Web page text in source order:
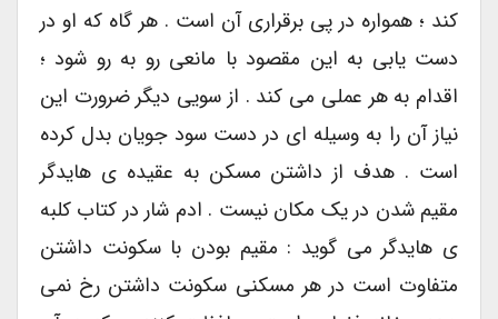
کند ؛ همواره در پی برقراری آن است . هر گاه که او در
دست یابی به این مقصود با مانعی رو به رو شود ؛
اقدام به هر عملی می کند . از سویی دیگر ضرورت این
نیاز آن را به وسیله ای در دست سود جویان بدل کرده
است . هدف از داشتن مسکن به عقیده ی هایدگر
مقیم شدن در یک مکان نیست . ادم شار در کتاب کلبه
ی هایدگر می گوید : مقیم بودن با سکونت داشتن
متفاوت است در هر مسکنی سکونت داشتن رخ نمی